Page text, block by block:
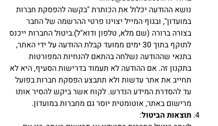
נושא ההודעה יכלול את הכותרת "בקשה להפסקת חברות
במועדון", ובגוף המייל יצוינו פרטי ההרשמה של החבר
בצורה ברורה (שם מלא, טלפון ודוא"ל).ביטול החברות ייכנס
לתוקף בתוך 30 ימים ממועד קבלת ההודעה על ידי האתר,
בתנאי שההודעה נשלחה בהתאם להנחיות המפורטות
בתקנון זה. אם ההודעה לא תעמוד בדרישות הסעיף, היא לא
תחייב את אתר עדשות ולא תתבצע הפסקת חברות בפועל
עד להסדרת המידע הנדרש. לקוח אשר ביקש להסיר אותו
מרישום באתר, אוטומטית יוסר גם מחברות במועדון.
תוצאות הביטול: